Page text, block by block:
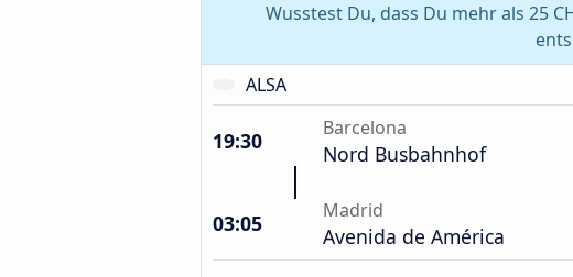
Wusstest Du, dass Du mehr als 25
ALSA
19:30 Barcelona
Nord Busbahnhof
03:05 Madrid
Avenida de América